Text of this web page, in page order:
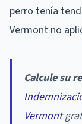
perro tenía
Vermont no
Calcule su
Vermont